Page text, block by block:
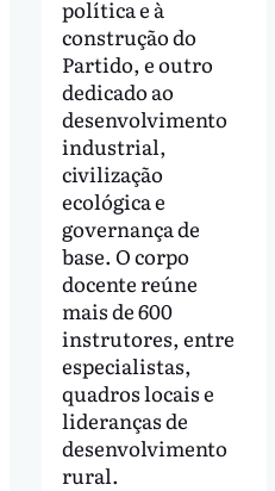
política e à
construção do
Partido, e outro
dedicado ao
desenvolvimento
industrial,
civilização
ecológica e
governança de
base. O corpo
docente reúne
mais de 600
instrutores, entre
especialistas,
quadros locais e
lideranças de
desenvolvimento
rural.